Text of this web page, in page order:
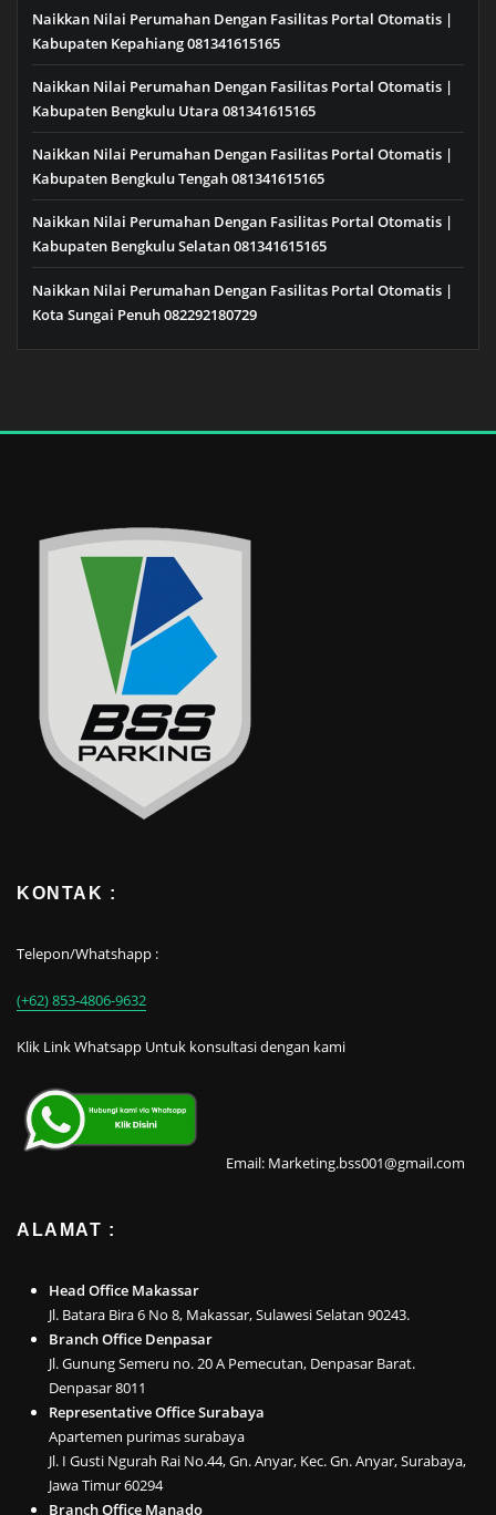
Naikkan Nilai Perumahan Dengan Fasilitas Portal Otomatis |
Kabupaten Kepahiang 081341615165
Naikkan Nilai Perumahan Dengan Fasilitas Portal Otomatis |
Kabupaten Bengkulu Utara 081341615165
Naikkan Nilai Perumahan Dengan Fasilitas Portal Otomatis |
Kabupaten Bengkulu Tengah 081341615165
Naikkan Nilai Perumahan Dengan Fasilitas Portal Otomatis |
Kabupaten Bengkulu Selatan 081341615165
Naikkan Nilai Perumahan Dengan Fasilitas Portal Otomatis |
Kota Sungai Penuh 082292180729
KONTAK :
Telepon/Whatshapp :
(+62) 853-4806-9632
Klik Link Whatsapp Untuk konsultasi dengan kami
Email: Marketing.bss001@gmail.com
ALAMAT :
Head Office Makassar
Jl. Batara Bira 6 No 8, Makassar, Sulawesi Selatan 90243.
Branch Office Denpasar
Jl. Gunung Semeru no. 20 A Pemecutan, Denpasar Barat.
Denpasar 8011
Representative Office Surabaya
Apartemen purimas surabaya
Jl. I Gusti Ngurah Rai No.44, Gn. Anyar, Kec. Gn. Anyar, Surabaya,
Jawa Timur 60294
Branch Office Manado